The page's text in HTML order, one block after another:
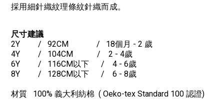
採用細針織紋理條紋針織而成。
尺寸建議
2Y / 92CM / 18個月 - 2 歲
4Y / 104CM / 2 - 4歲
6Y / 116CM以下 / 4 - 6歲
8Y / 128CM以下 / 6 - 8歲
材質 100% 義大利紡棉 ( Oeko-tex Standard 100 認證)